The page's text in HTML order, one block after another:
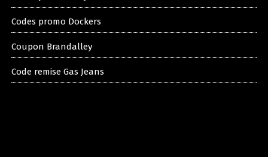
Codes promo Dockers
Coupon Brandalley
Code remise Gas Jeans